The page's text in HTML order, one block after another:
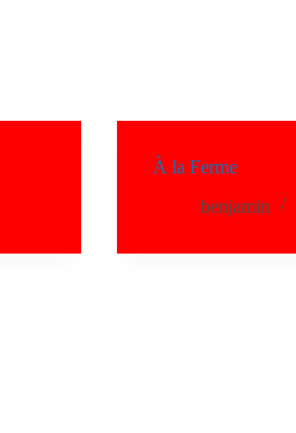
À la Ferme
benjamin